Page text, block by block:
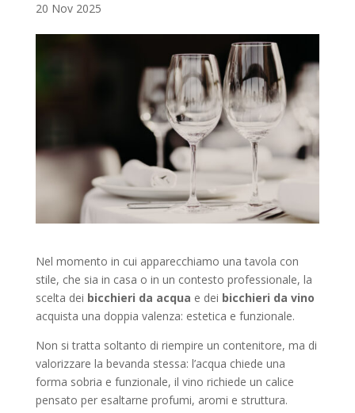
20 Nov 2025
Nel momento in cui apparecchiamo una tavola con
stile, che sia in casa o in un contesto professionale, la
scelta dei bicchieri da acqua e dei bicchieri da vino
acquista una doppia valenza: estetica e funzionale.
Non si tratta soltanto di riempire un contenitore, ma di
valorizzare la bevanda stessa: l’acqua chiede una
forma sobria e funzionale, il vino richiede un calice
pensato per esaltarne profumi, aromi e struttura.